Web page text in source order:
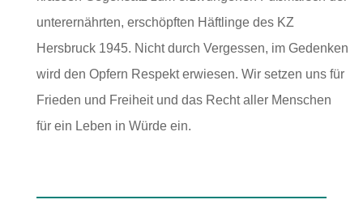
unterernährten, erschöpften Häftlinge des KZ
Hersbruck 1945. Nicht durch Vergessen, im Gedenken
wird den Opfern Respekt erwiesen. Wir setzen uns für
Frieden und Freiheit und das Recht aller Menschen
für ein Leben in Würde ein.